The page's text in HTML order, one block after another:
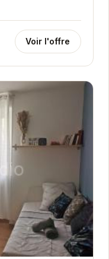
de vie
Voir l'offre